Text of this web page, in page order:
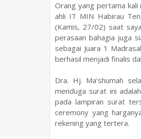
Orang yang pertama kali
ahli IT MIN Habirau
(Kamis, 27/02) saat
perasaan bahagia juga
sebagai Juara 1
berhasil menjadi finalis
Dra. Hj. Ma’shumah
menduga surat ini
pada lampiran surat
ceremony yang
rekening yang tertera.